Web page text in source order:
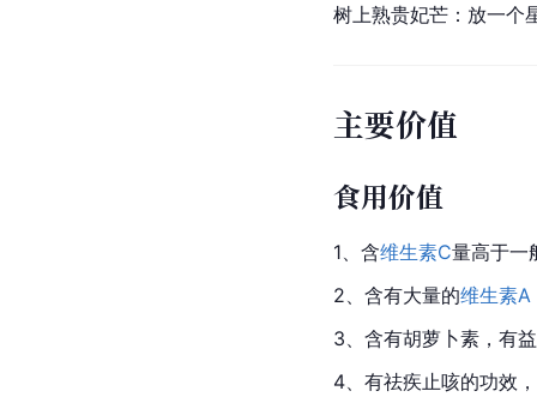
树上熟贵妃芒：放一个
主要价值
食用价值
1、含维生素C量高于一
2、含有大量的维生素A
3、含有胡萝卜素，有
4、有祛疾止咳的功效